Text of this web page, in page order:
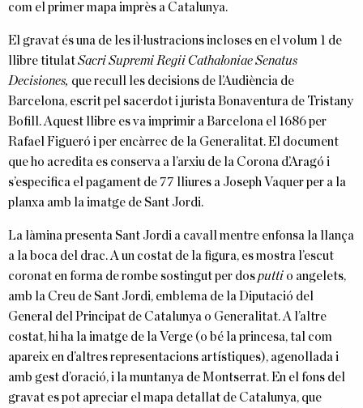
com el primer mapa imprès a Catalunya.
El gravat és una de les il·lustracions incloses en el volum 1 de
llibre titulatSacri Supremi Regii Cathaloniae Senatus
Decisiones, que recull les decisions de l’Audiència de
Barcelona, escrit pel sacerdot i jurista Bonaventura de Tristany
Bofill. Aquest llibre es va imprimir a Barcelona el 1686 per
Rafael Figueró i per encàrrec de la Generalitat. El document
que ho acredita es conserva a l’arxiu de la Corona d’Aragó i
s’especifica el pagament de 77 lliures a Joseph Vaquer per a la
planxa amb la imatge de Sant Jordi.
La làmina presenta Sant Jordi a cavall mentre enfonsa la llança
a la boca del drac. A un costat de la figura, es mostra l’escut
coronat en forma de rombe sostingut per dosputti o angelets,
amb la Creu de Sant Jordi, emblema de la Diputació del
General del Principat de Catalunya o Generalitat. A l’altre
costat, hi ha la imatge de la Verge (o bé la princesa, tal com
apareix en d’altres representacions artístiques), agenollada i
amb gest d’oració, i la muntanya de Montserrat. En el fons del
gravat es pot apreciar el mapa detallat de Catalunya, que